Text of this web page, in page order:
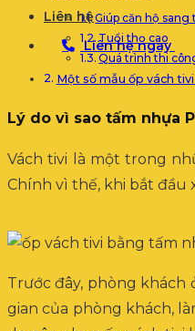
Liên hệ
Liên hệ ngay
Giúp căn hộ
Tuổi thọ cao
Quá trình thi
Một số mẫu ốp vách
Lý do vì sao tấm nhựa
Vách tivi là một trong
Chính vì thế, khi bắt đầu
Trước đây, phòng
gian của phòng khách,